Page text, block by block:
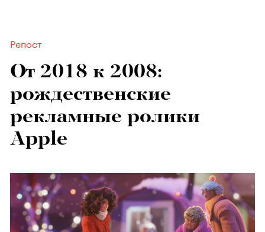
Репост
От 2018 к 2008:
рождественские
рекламные ролики
Apple